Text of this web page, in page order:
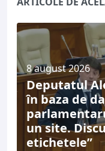
8 august 2026
Deputatul
în baza de
un site.
etichetele”